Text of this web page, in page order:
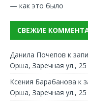
— как это было
СВЕЖИЕ
Данила Почепов к
Орша, Заречная ул., 25
Ксения Барабанова к
Орша, Заречная ул., 25